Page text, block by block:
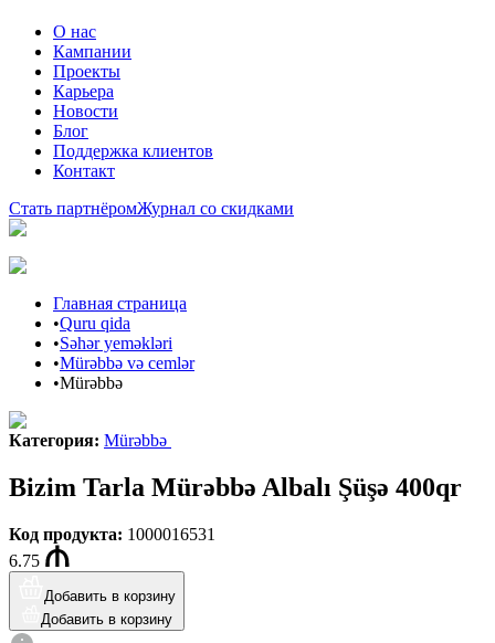
О нас
Кампании
Проекты
Карьера
Новости
Блог
Поддержка клиентов
Контакт
Стать партнёромЖурнал со скидками
Главная страница
•Quru qida
•Səhər yeməkləri
•Mürəbbə və cemlər
•Mürəbbə
Категория: Mürəbbə
Bizim Tarla Mürəbbə Albalı Şüşə 400qr
Код продукта: 1000016531
6.75
Добавить в корзину
Добавить в корзину